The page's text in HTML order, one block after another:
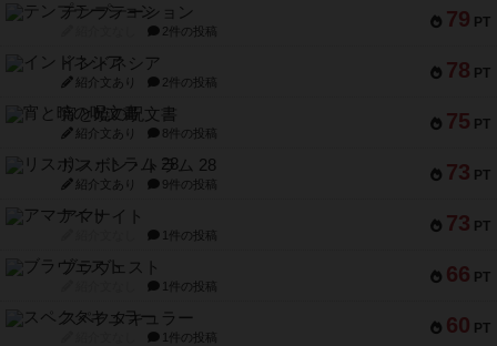
79 PT
テンプテーション
2件の投稿
78 PT
インドネシア
紹介文あり 2件の投稿
75 PT
宵と暁の呪文書
紹介文あり 8件の投稿
73 PT
リスボン・トラム 28
紹介文あり 9件の投稿
73 PT
アマナイト
1件の投稿
66 PT
ブラヴェスト
1件の投稿
60 PT
スペクタキュラー
1件の投稿